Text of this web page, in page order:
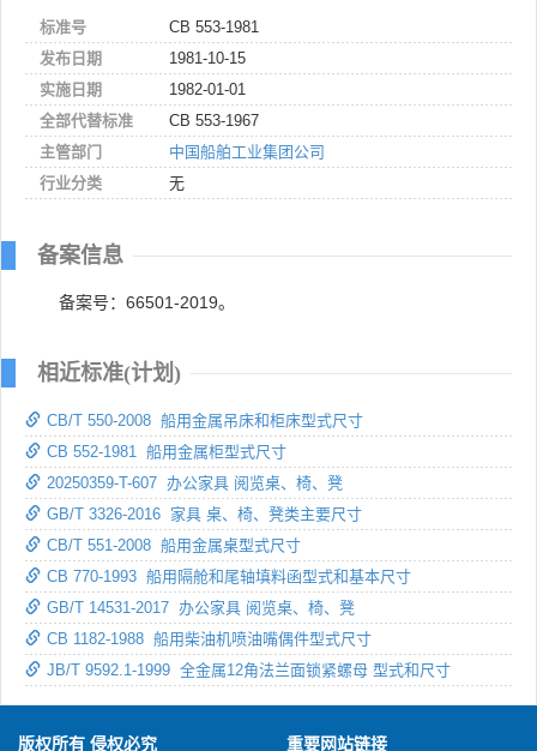
标准号
CB 553-1981
发布日期
1981-10-15
实施日期
1982-01-01
全部代替标准
CB 553-1967
主管部门
中国船舶工业集团公司
行业分类
无
备案信息
备案号：66501-2019。
相近标准(计划)
CB/T 550-2008 船用金属吊床和柜床型式尺寸
CB 552-1981 船用金属柜型式尺寸
20250359-T-607 办公家具 阅览桌、椅、凳
GB/T 3326-2016 家具 桌、椅、凳类主要尺寸
CB/T 551-2008 船用金属桌型式尺寸
CB 770-1993 船用隔舱和尾轴填料函型式和基本尺寸
GB/T 14531-2017 办公家具 阅览桌、椅、凳
CB 1182-1988 船用柴油机喷油嘴偶件型式尺寸
JB/T 9592.1-1999 全金属12角法兰面锁紧螺母 型式和尺寸
版权所有 侵权必究 重要网站链接